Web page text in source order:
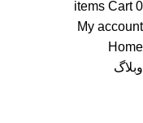
0
items Cart
My account
Home
وبلاگ